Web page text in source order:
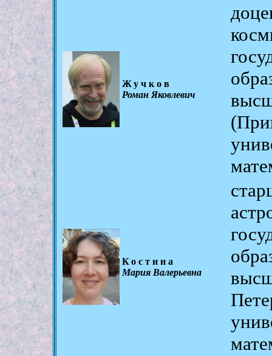
Жучков
Роман Яковлевич
Костина
Мария Валерьевна